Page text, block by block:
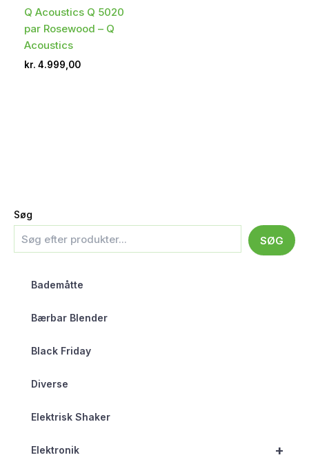
Søg
SØG
Bademåtte
Bærbar Blender
Black Friday
Diverse
Elektrisk Shaker
+
Elektronik
Q Acoustics Q 5020
par Rosewood – Q
Acoustics
kr. 4.999,00